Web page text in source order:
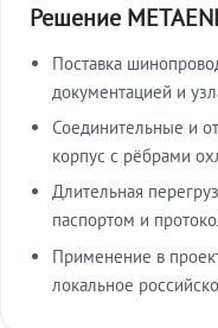
Решение
Поставка
документацией и
Соединительные и
корпус с рёбрами
Длительная
паспортом и
Применение в
локальное